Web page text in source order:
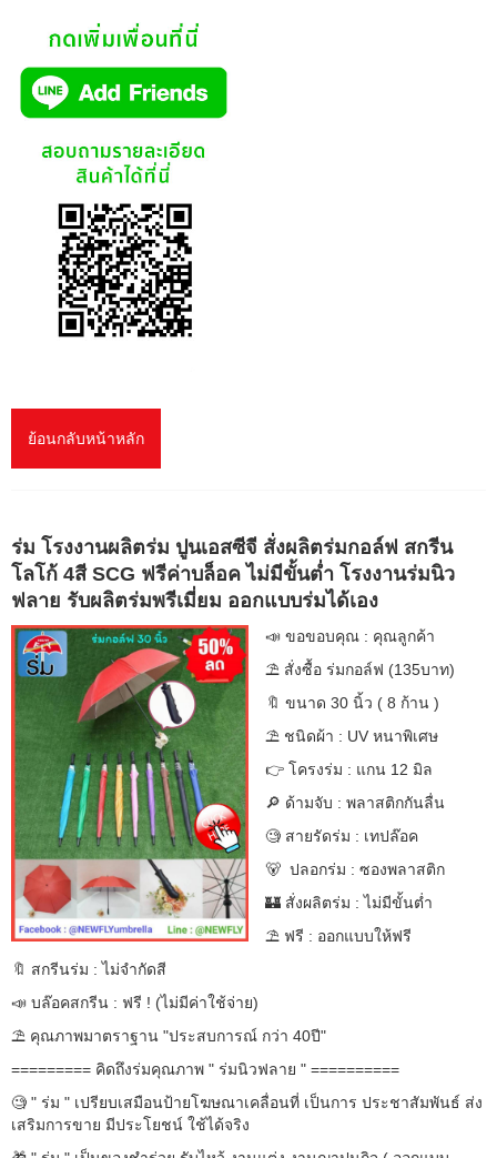
ย้อนกลับหน้าหลัก
ร่ม โรงงานผลิตร่ม ปูนเอสซีจี สั่งผลิตร่มกอล์ฟ สกรีน
โลโก้ 4สี SCG ฟรีค่าบล็อค ไม่มีขั้นต่ำ โรงงานร่มนิว
ฟลาย รับผลิตร่มพรีเมี่ยม ออกแบบร่มได้เอง
📣 ขอขอบคุณ : คุณลูกค้า
⛱ สั่งซื้อ ร่มกอล์ฟ (135บาท)
🔖 ขนาด 30 นิ้ว ( 8 ก้าน )
⛱ ชนิดผ้า : UV หนาพิเศษ
👉 โครงร่ม : แกน 12 มิล
🔎 ด้ามจับ : พลาสติกกันลื่น
🧐 สายรัดร่ม : เทปล๊อค
🐻 ปลอกร่ม : ซองพลาสติก
🏰 สั่งผลิตร่ม : ไม่มีขั้นต่ำ
⛱ ฟรี : ออกแบบให้ฟรี
🔖 สกรีนร่ม : ไม่จำกัดสี
📣 บล๊อคสกรีน : ฟรี ! (ไม่มีค่าใช้จ่าย)
⛱ คุณภาพมาตราฐาน "ประสบการณ์ กว่า 40ปี"
========= คิดถึงร่มคุณภาพ " ร่มนิวฟลาย " ==========
🧐 " ร่ม " เปรียบเสมือนป้ายโฆษณาเคลื่อนที่ เป็นการ ประชาสัมพันธ์ ส่ง
เสริมการขาย มีประโยชน์ ใช้ได้จริง